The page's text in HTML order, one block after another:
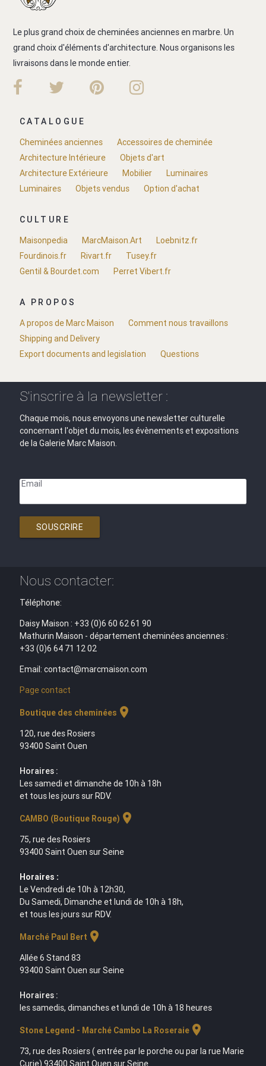
Le plus grand choix de cheminées anciennes en marbre. Un
grand choix d'éléments d'architecture. Nous organisons les
livraisons dans le monde entier.
CATALOGUE
Cheminées anciennes
Accessoires de cheminée
Architecture Intérieure
Objets d'art
Architecture Extérieure
Mobilier
Luminaires
Luminaires
Objets vendus Option d'achat
CULTURE
Maisonpedia
MarcMaison.Art
Loebnitz.fr
Fourdinois.fr
Rivart.fr
Tusey.fr
Gentil & Bourdet.com
Perret Vibert.fr
A PROPOS
A propos de Marc Maison
Comment nous travaillons
Shipping and Delivery
Export documents and legislation
Questions
S'inscrire à la newsletter :
Chaque mois, nous envoyons une newsletter culturelle
concernant l'objet du mois, les évènements et expositions
de la Galerie Marc Maison.
Email
SOUSCRIRE
Nous contacter:
Téléphone:
Daisy Maison : +33 (0)6 60 62 61 90
Mathurin Maison - département cheminées anciennes :
+33 (0)6 64 71 12 02
Email: contact@marcmaison.com
Page contact
Boutique des cheminées location_on
120, rue des Rosiers
93400 Saint Ouen
Horaires :
Les samedi et dimanche de 10h à 18h
et tous les jours sur RDV.
CAMBO (Boutique Rouge) location_on
75, rue des Rosiers
93400 Saint Ouen sur Seine
Horaires :
Le Vendredi de 10h à 12h30,
Du Samedi, Dimanche et lundi de 10h à 18h,
et tous les jours sur RDV.
Marché Paul Bert location_on
Allée 6 Stand 83
93400 Saint Ouen sur Seine
Horaires :
les samedis, dimanches et lundi de 10h à 18 heures
Stone Legend - Marché Cambo La Roseraielocation_on
73, rue des Rosiers ( entrée par le porche ou par la rue Marie
Curie) 93400 Saint Ouen sur Seine